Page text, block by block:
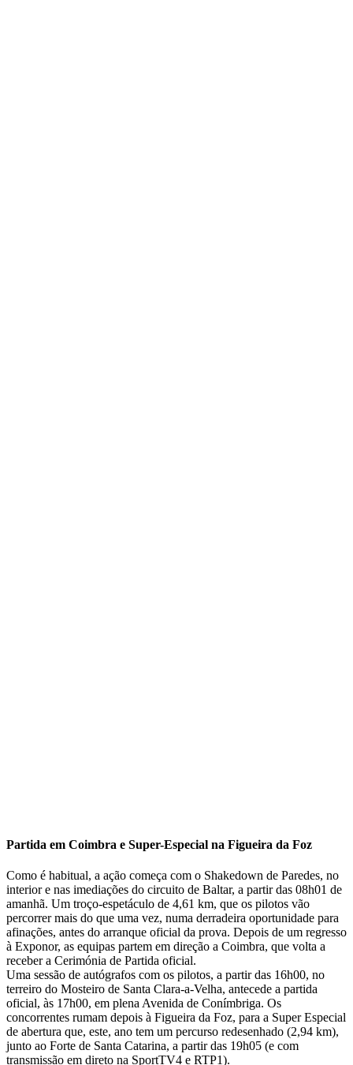
Partida em Coimbra e Super-Especial na Figueira da Foz
Como é habitual, a ação começa com o Shakedown de Paredes, no
interior e nas imediações do circuito de Baltar, a partir das 08h01 de
amanhã. Um troço-espetáculo de 4,61 km, que os pilotos vão
percorrer mais do que uma vez, numa derradeira oportunidade para
afinações, antes do arranque oficial da prova. Depois de um regresso
à Exponor, as equipas partem em direção a Coimbra, que volta a
receber a Cerimónia de Partida oficial.
Uma sessão de autógrafos com os pilotos, a partir das 16h00, no
terreiro do Mosteiro de Santa Clara-a-Velha, antecede a partida
oficial, às 17h00, em plena Avenida de Conímbriga. Os
concorrentes rumam depois à Figueira da Foz, para a Super Especial
de abertura que, este, ano tem um percurso redesenhado (2,94 km),
junto ao Forte de Santa Catarina, a partir das 19h05 (e com
transmissão em direto na SportTV4 e RTP1).